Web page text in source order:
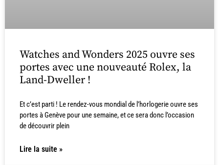
Watches and Wonders 2025 ouvre ses
portes avec une nouveauté Rolex, la
Land-Dweller !
Et c’est parti ! Le rendez-vous mondial de l’horlogerie ouvre ses
portes à Genève pour une semaine, et ce sera donc l’occasion
de découvrir plein
Lire la suite »